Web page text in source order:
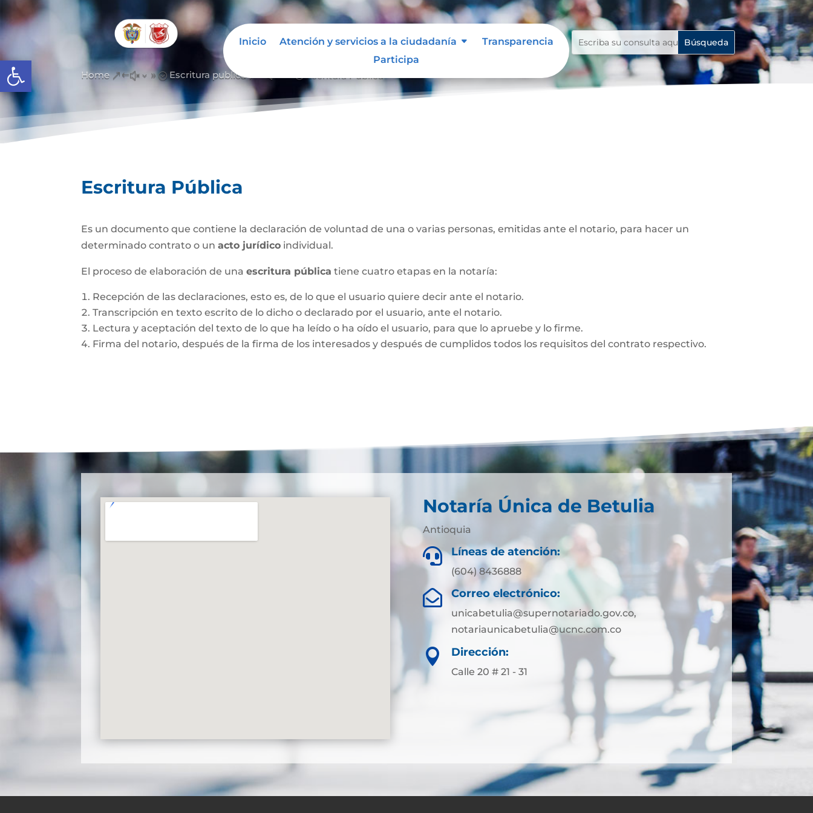
Abrir barra de herramientas
Inicio Atención y servicios a la ciudadanía
Transparencia
Participa
Home &#x39; Escritura publica &#x39;
Escritura Pública
Es un documento que contiene la declaración de voluntad de una o varias personas, emitidas ante el notario, para hacer un
determinado contrato o unacto jurídico individual.
El proceso de elaboración de unaescritura pública tiene cuatro etapas en la notaría:
Recepción de las declaraciones, esto es, de lo que el usuario quiere decir ante el notario.
Transcripción en texto escrito de lo dicho o declarado por el usuario, ante el notario.
Lectura y aceptación del texto de lo que ha leído o ha oído el usuario, para que lo apruebe y lo firme.
Firma del notario, después de la firma de los interesados y después de cumplidos todos los requisitos del contrato respectivo.
Notaría Única de Betulia
Antioquia
 Líneas de atención:
(604) 8436888
 Correo electrónico:
unicabetulia@supernotariado.gov.co,
notariaunicabetulia@ucnc.com.co
 Dirección:
Calle 20 # 21 - 31